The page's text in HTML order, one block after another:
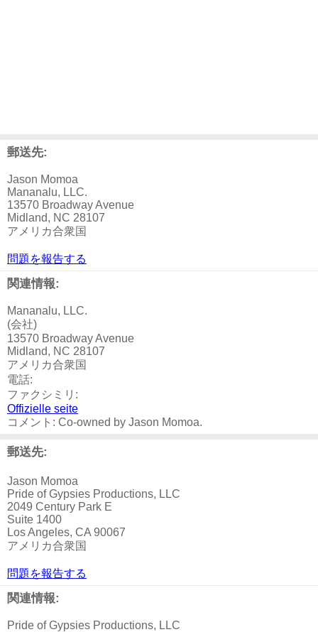
郵送先:
Jason Momoa
Mananalu, LLC.
13570 Broadway Avenue
Midland, NC 28107
アメリカ合衆国
問題を報告する
関連情報:
Mananalu, LLC.
(会社)
13570 Broadway Avenue
Midland, NC 28107
アメリカ合衆国
電話:
ファクシミリ:
Offizielle seite
コメント: Co-owned by Jason Momoa.
郵送先:
Jason Momoa
Pride of Gypsies Productions, LLC
2049 Century Park E
Suite 1400
Los Angeles, CA 90067
アメリカ合衆国
問題を報告する
関連情報:
Pride of Gypsies Productions, LLC